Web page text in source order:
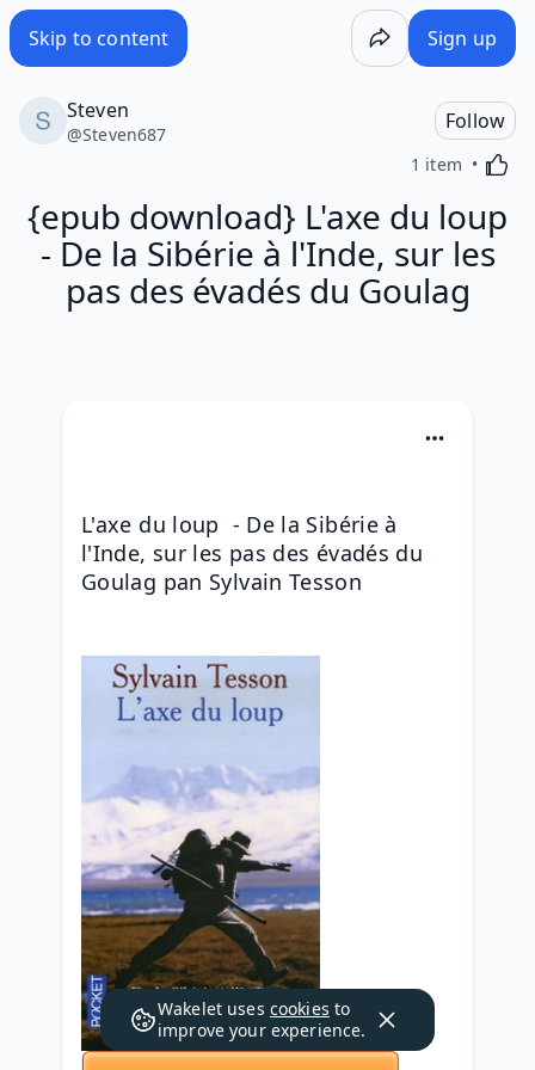
Skip to content Sign up
Steven
@Steven687
Follow
1 item
{epub download} L'axe du loup
- De la Sibérie à l'Inde, sur les
pas des évadés du Goulag
L'axe du loup  - De la Sibérie à
l'Inde, sur les pas des évadés du
Goulag pan Sylvain Tesson
Wakelet uses cookies to
improve your experience.